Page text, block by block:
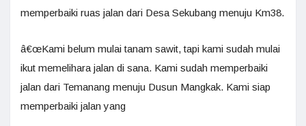
memperbaiki ruas jalan dari Desa Sekubang menuju Km38.
â€œKami belum mulai tanam sawit, tapi kami sudah mulai
ikut memelihara jalan di sana. Kami sudah memperbaiki
jalan dari Temanang menuju Dusun Mangkak. Kami siap
memperbaiki jalan yang